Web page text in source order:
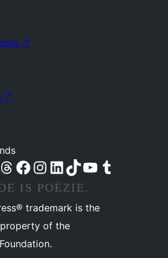
↗
↗
account
Mastodon account
Bezoek ons Threads account
Onze Facebook pagina bezoeken
Bezoek ons Instagram account
Bezoek ons LinkedIn account
Bezoek ons TikTok account
Bezoek ons YouTube kanaalBezoek ons Tumblr account
IS POËZIE.
trademark is the
of the